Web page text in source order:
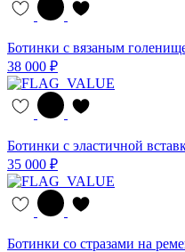
Ботинки с вязаным
38 000 ₽
Ботинки с эластичной
35 000 ₽
Ботинки со стразами на